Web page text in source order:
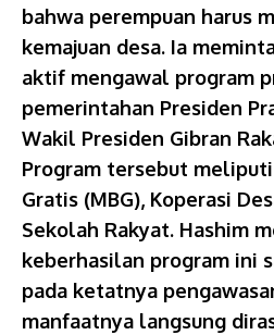
bahwa perempuan harus
kemajuan desa. Ia
aktif mengawal program
pemerintahan Presiden
Wakil Presiden Gibran
Program tersebut
Gratis (MBG), Koperasi
Sekolah Rakyat. Hashim
keberhasilan program ini
pada ketatnya
manfaatnya langsung